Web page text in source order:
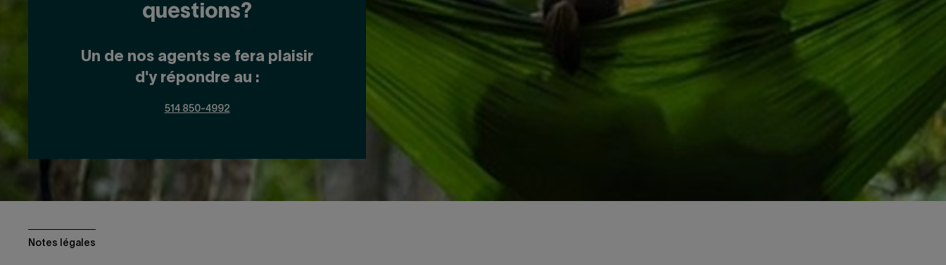
questions?
Un de nos agents se fera plaisir
d'y répondre au :
514 850-4992
Notes légales